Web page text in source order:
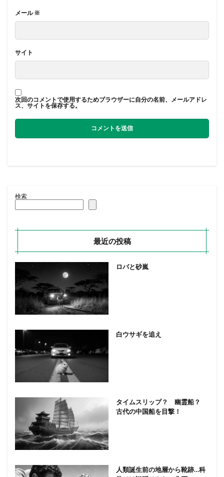
メール※
サイト
次回のコメントで使用するためブラウザーに自分の名前、メールアドレ
ス、サイトを保存する。
検索
最近の投稿
ロバと砂嵐
白ウサギを追え
タイムスリップ？ 幽霊船？
古代の中国船を目撃！
人類誕生前の地層から靴跡…科